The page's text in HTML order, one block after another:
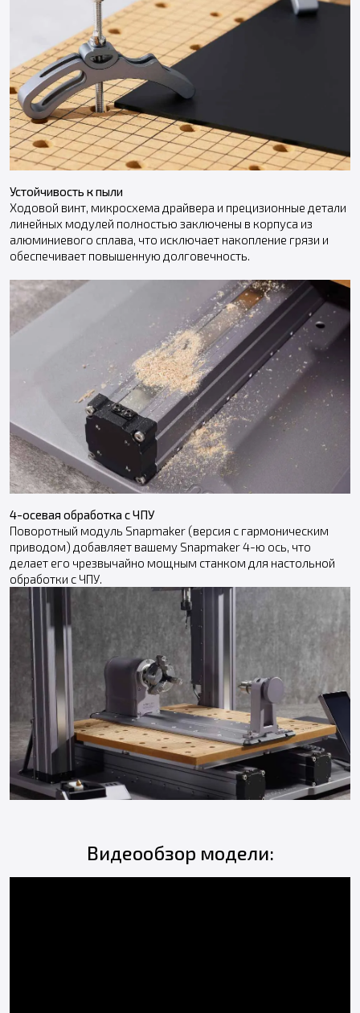
Устойчивость к пыли
Ходовой винт, микросхема драйвера и прецизионные детали
линейных модулей полностью заключены в корпуса из
алюминиевого сплава, что исключает накопление грязи и
обеспечивает повышенную долговечность.
4-осевая обработка с ЧПУ
Поворотный модуль Snapmaker (версия с гармоническим
приводом) добавляет вашему Snapmaker 4-ю ось, что
делает его чрезвычайно мощным станком для настольной
обработки с ЧПУ.
Видеообзор модели: